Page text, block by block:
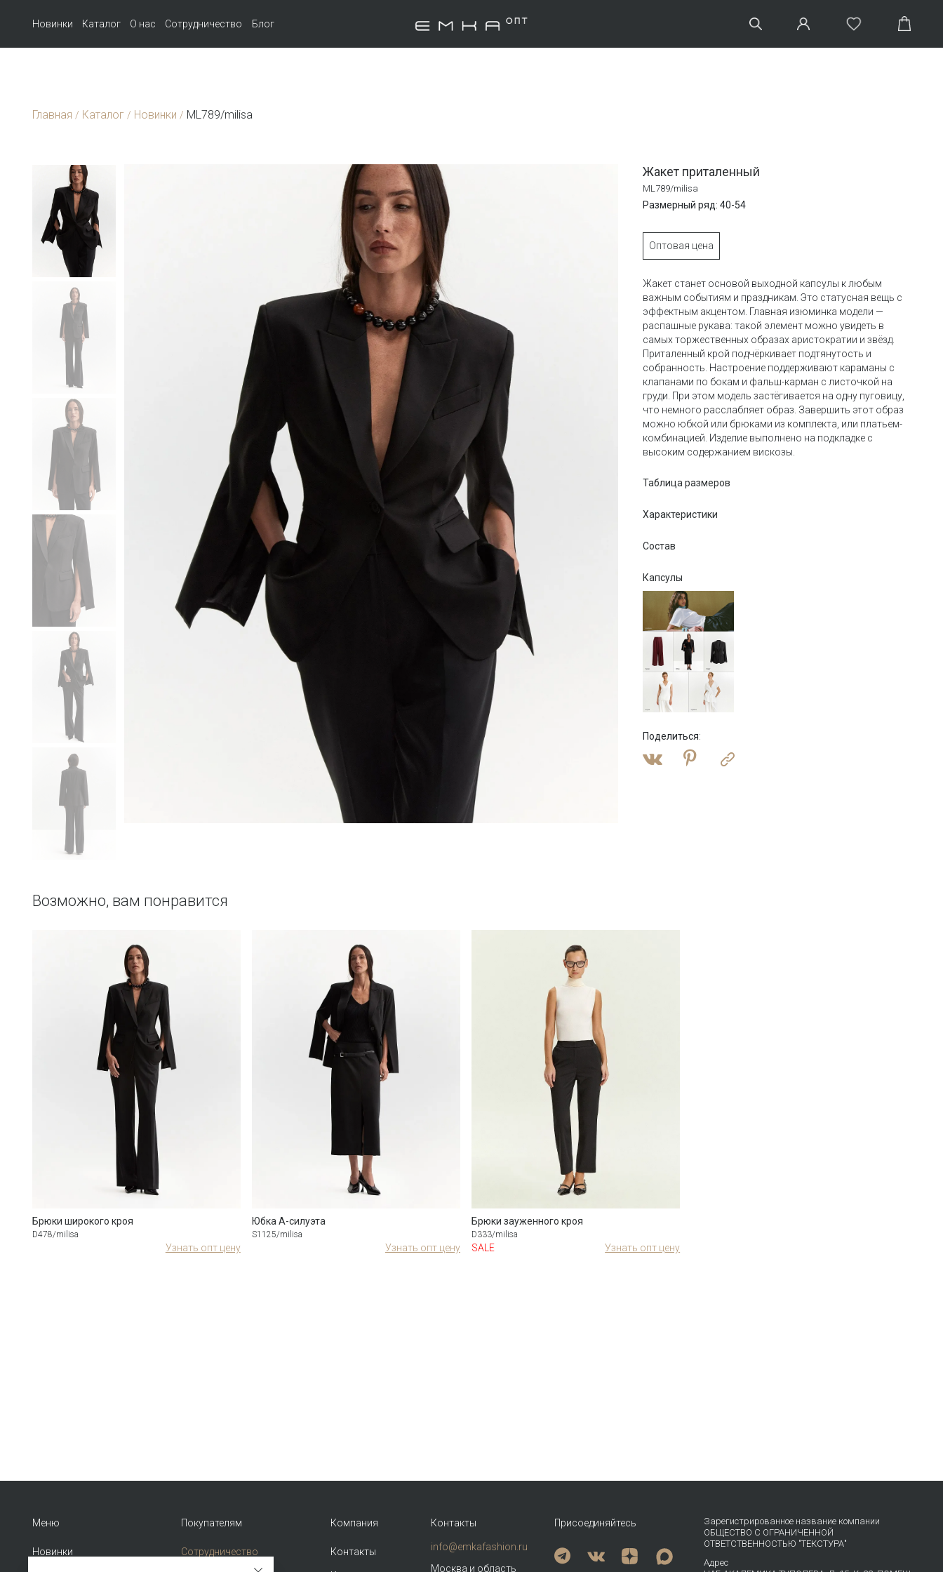
Новинки Каталог О нас Сотрудничество Блог
Главная / Каталог / Новинки / ML789/milisa
Жакет приталенный
ML789/milisa
Размерный ряд: 40-54
Оптовая цена
Жакет станет основой выходной капсулы к любым
важным событиям и праздникам. Это статусная вещь с
эффектным акцентом. Главная изюминка модели —
распашные рукава: такой элемент можно увидеть в
самых торжественных образах аристократии и звёзд.
Приталенный крой подчёркивает подтянутость и
собранность. Настроение поддерживают караманы с
клапанами по бокам и фальш-карман с листочкой на
груди. При этом модель застёгивается на одну пуговицу,
что немного расслабляет образ. Завершить этот образ
можно юбкой или брюками из комплекта, или платьем-
комбинацией. Изделие выполнено на подкладке с
высоким содержанием вискозы.
Таблица размеров
Характеристики
Состав
Капсулы
Поделиться:
Возможно, вам понравится
Брюки широкого кроя
D478/milisa
Узнать опт цену
Юбка А-силуэта
S1125/milisa
Узнать опт цену
Брюки зауженного кроя
D333/milisa
SALE Узнать опт цену
Меню
Новинки
Покупателям
Сотрудничество
Компания
Контакты
Контакты
info@emkafashion.ru
Москва и область
Присоединяйтесь
Зарегистрированное название компании
ОБЩЕСТВО С ОГРАНИЧЕННОЙ
ОТВЕТСТВЕННОСТЬЮ "ТЕКСТУРА"
Адрес